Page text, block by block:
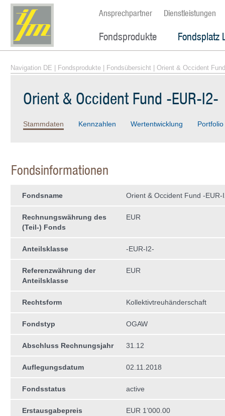
Ansprechpartner Dienstleistungen
Fondsprodukte Fondsplatz
Navigation DE Fondsprodukte Fondsübersicht | Orient & Occident
Orient & Occident Fund -EUR-I2-
Stammdaten Kennzahlen Wertentwicklung Portfolio
Fondsinformationen
Fondsname Orient & Occident Fund -EUR-
Rechnungswährung des
(Teil-) Fonds
EUR
Anteilsklasse -EUR-I2-
Referenzwährung der
Anteilsklasse
EUR
Rechtsform Kollektivtreuhän­derschaft
Fondstyp OGAW
Abschluss Rechnungsjahr 31.12
Auflegungsdatum 02.11.2018
Fondsstatus active
Erstausgabepreis EUR 1’000.00